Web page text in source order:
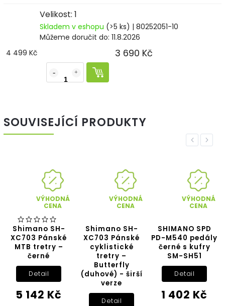
Velikost: 1
Skladem v eshopu (>5 ks) | 80252051-10
Můžeme doručit do: 11.8.2026
4 499 Kč
3 690 Kč
SOUVISEJÍCÍ PRODUKTY
Previous
VÝHODNÁ
CENA
Shimano SH-
XC703 Pánské
MTB tretry –
černé
5 142 Kč
Detail
VÝHODNÁ
CENA
Shimano SH-
XC703 Pánské
cyklistické
tretry –
Butterfly
(duhové) - širší
verze
Detail
VÝHODNÁ
CENA
SHIMANO SPD
PD-M540 pedály
černé s kufry
SM-SH51
1 402 Kč
Detail
Next